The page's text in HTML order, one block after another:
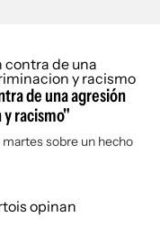
de una agresión
racismo"
sobre un hecho